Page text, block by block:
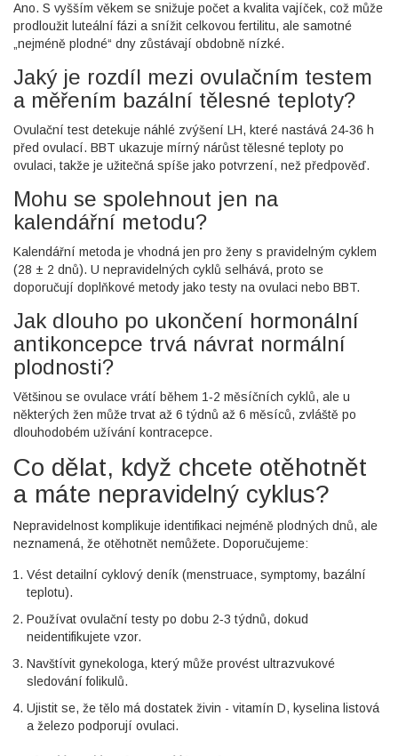
Ano. S vyšším věkem se snižuje počet a kvalita vajíček, což může
prodloužit luteální fázi a snížit celkovou fertilitu, ale samotné
„nejméně plodné“ dny zůstávají obdobně nízké.
Jaký je rozdíl mezi ovulačním testem
a měřením bazální tělesné teploty?
Ovulační test detekuje náhlé zvýšení LH, které nastává 24‑36 h
před ovulací. BBT ukazuje mírný nárůst tělesné teploty po
ovulaci, takže je užitečná spíše jako potvrzení, než předpověď.
Mohu se spolehnout jen na
kalendářní metodu?
Kalendářní metoda je vhodná jen pro ženy s pravidelným cyklem
(28 ± 2 dnů). U nepravidelných cyklů selhává, proto se
doporučují doplňkové metody jako testy na ovulaci nebo BBT.
Jak dlouho po ukončení hormonální
antikoncepce trvá návrat normální
plodnosti?
Většinou se ovulace vrátí během 1‑2 měsíčních cyklů, ale u
některých žen může trvat až 6 týdnů až 6 měsíců, zvláště po
dlouhodobém užívání kontracepce.
Co dělat, když chcete otěhotnět
a máte nepravidelný cyklus?
Nepravidelnost komplikuje identifikaci nejméně plodných dnů, ale
neznamená, že otěhotnět nemůžete. Doporučujeme:
Vést detailní cyklový deník (menstruace, symptomy, bazální
teplotu).
Používat ovulační testy po dobu 2‑3 týdnů, dokud
neidentifikujete vzor.
Navštívit gynekologa, který může provést ultrazvukové
sledování folikulů.
Ujistit se, že tělo má dostatek živin - vitamín D, kyselina listová
a železo podporují ovulaci.